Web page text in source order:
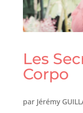
Les
Corpo
par Jérémy